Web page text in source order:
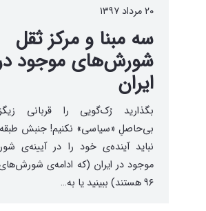
۲۰ مرداد ۱۳۹۷
سه مبنا و مرکز ثقل
شورش‌های موجود
ایران
بگذارید رُک‌گویی را قربانی
بی‌حاصلِ «سیاسی» نکنیم! جنبش
نباید آینده‌ی خود را در آیینه‌ی
موجود در ایران (که ادامه‌ی
۹۶ هستند) ببینید یا به…